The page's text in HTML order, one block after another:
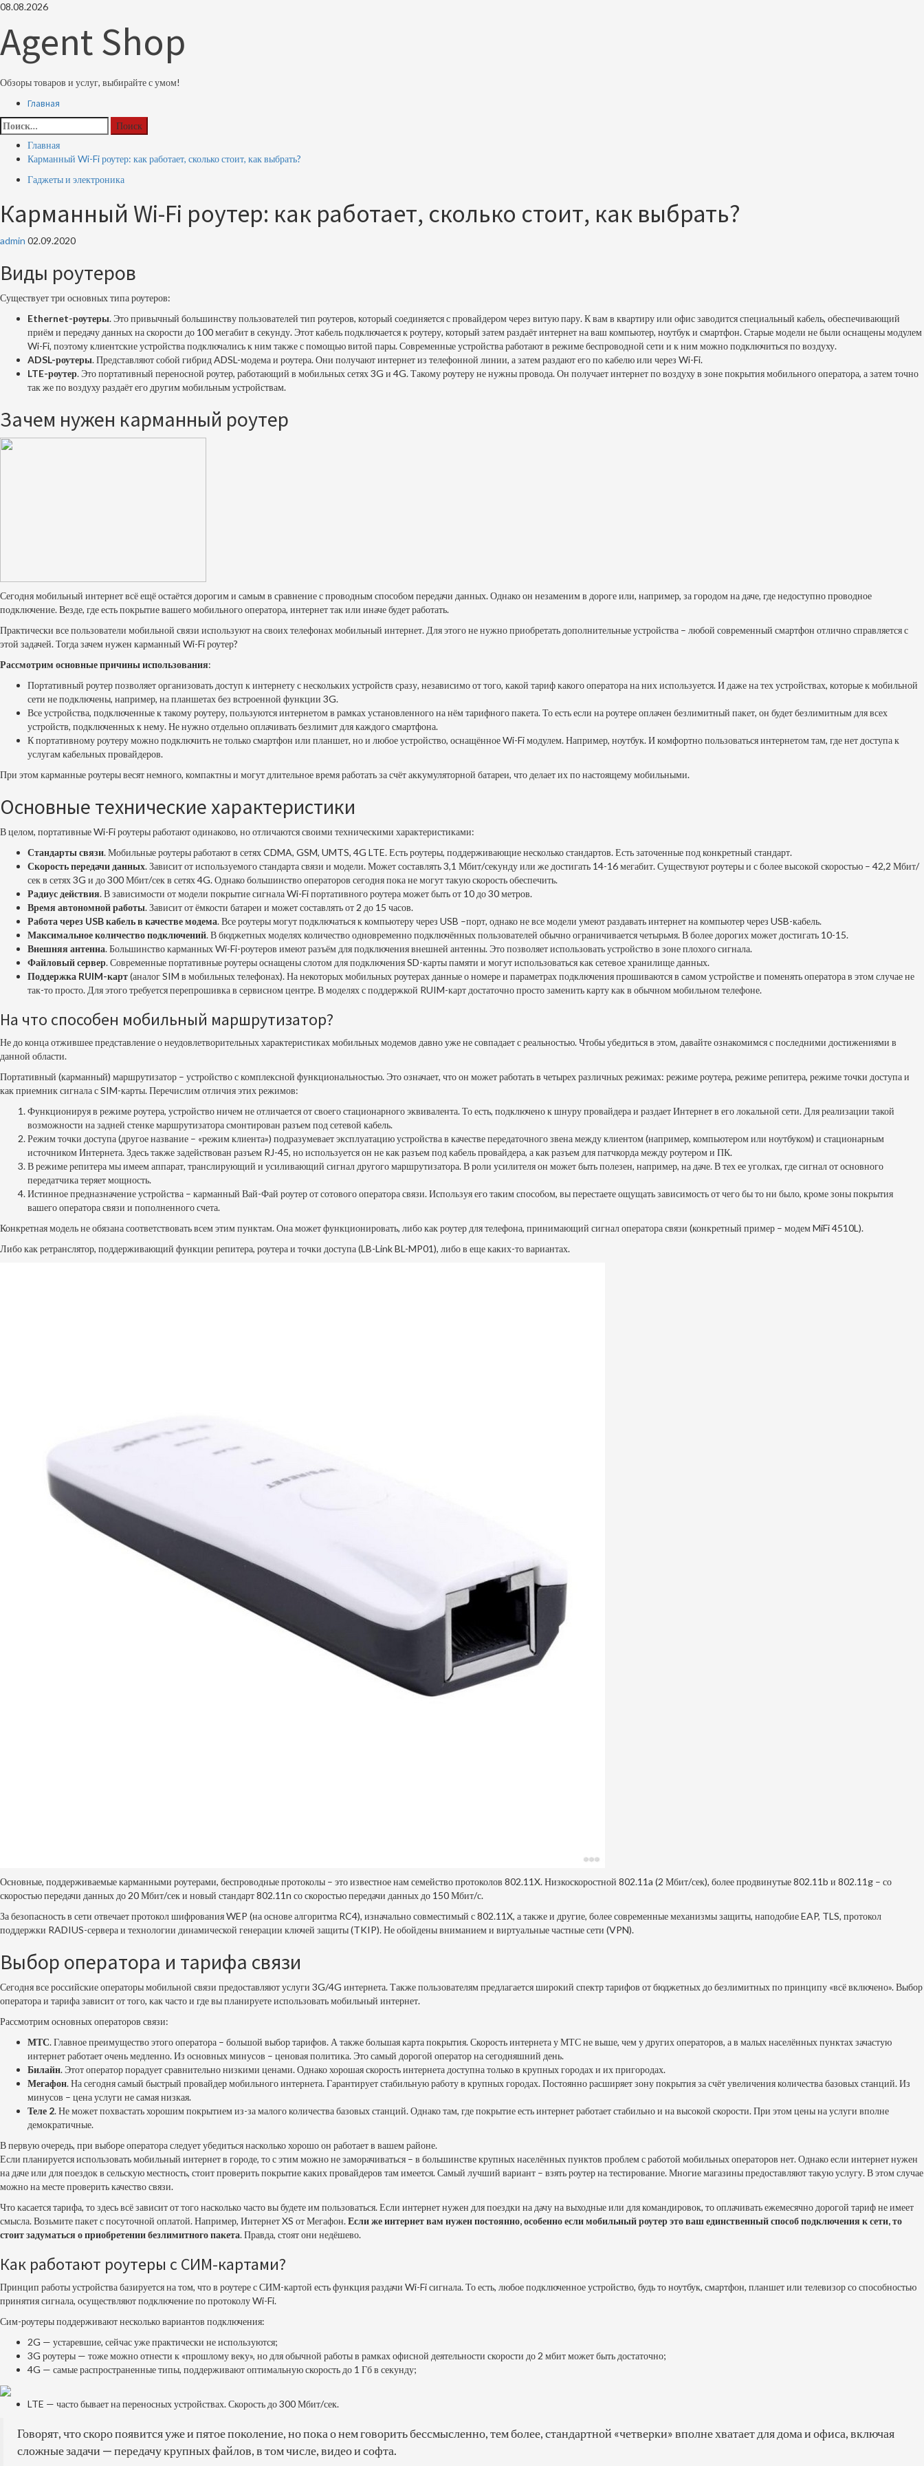
Перейти
содержимому
08.08.2026
Agent Shop
Обзоры товаров и услуг, выбирайте с умом!
Основное
меню
Главная
Найти:
Главная
Карманный Wi-Fi роутер: как работает, сколько стоит, как выбрать?
Гаджеты и электроника
Карманный Wi-Fi роутер: как работает, сколько стоит, как выбрать?
admin 02.09.2020
Виды роутеров
Существует три основных типа роутеров:
Ethernet-роутеры. Это привычный большинству пользователей тип роутеров, который соединяется с провайдером через витую пару. К вам в квартиру или офис заводится специальный кабель, обеспечивающий
приём и передачу данных на скорости до 100 мегабит в секунду. Этот кабель подключается к роутеру, который затем раздаёт интернет на ваш компьютер, ноутбук и смартфон. Старые модели не были оснащены модулем
Wi-Fi, поэтому клиентские устройства подключались к ним также с помощью витой пары. Современные устройства работают в режиме беспроводной сети и к ним можно подключиться по воздуху.
ADSL-роутеры. Представляют собой гибрид ADSL-модема и роутера. Они получают интернет из телефонной линии, а затем раздают его по кабелю или через Wi-Fi.
LTE-роутер. Это портативный переносной роутер, работающий в мобильных сетях 3G и 4G. Такому роутеру не нужны провода. Он получает интернет по воздуху в зоне покрытия мобильного оператора, а затем точно
так же по воздуху раздаёт его другим мобильным устройствам.
Зачем нужен карманный роутер
Сегодня мобильный интернет всё ещё остаётся дорогим и самым в сравнение с проводным способом передачи данных. Однако он незаменим в дороге или, например, за городом на даче, где недоступно проводное
подключение. Везде, где есть покрытие вашего мобильного оператора, интернет так или иначе будет работать.
Практически все пользователи мобильной связи используют на своих телефонах мобильный интернет. Для этого не нужно приобретать дополнительные устройства – любой современный смартфон отлично справляется с
этой задачей. Тогда зачем нужен карманный Wi-Fi роутер?
Рассмотрим основные причины использования:
Портативный роутер позволяет организовать доступ к интернету с нескольких устройств сразу, независимо от того, какой тариф какого оператора на них используется. И даже на тех устройствах, которые к мобильной
сети не подключены, например, на планшетах без встроенной функции 3G.
Все устройства, подключенные к такому роутеру, пользуются интернетом в рамках установленного на нём тарифного пакета. То есть если на роутере оплачен безлимитный пакет, он будет безлимитным для всех
устройств, подключенных к нему. Не нужно отдельно оплачивать безлимит для каждого смартфона.
К портативному роутеру можно подключить не только смартфон или планшет, но и любое устройство, оснащённое Wi-Fi модулем. Например, ноутбук. И комфортно пользоваться интернетом там, где нет доступа к
услугам кабельных провайдеров.
При этом карманные роутеры весят немного, компактны и могут длительное время работать за счёт аккумуляторной батареи, что делает их по настоящему мобильными.
Основные технические характеристики
В целом, портативные Wi-Fi роутеры работают одинаково, но отличаются своими техническими характеристиками:
Стандарты связи. Мобильные роутеры работают в сетях CDMA, GSM, UMTS, 4G LTE. Есть роутеры, поддерживающие несколько стандартов. Есть заточенные под конкретный стандарт.
Скорость передачи данных. Зависит от используемого стандарта связи и модели. Может составлять 3,1 Мбит/секунду или же достигать 14-16 мегабит. Существуют роутеры и с более высокой скоростью – 42,2 Мбит/
сек в сетях 3G и до 300 Мбит/сек в сетях 4G. Однако большинство операторов сегодня пока не могут такую скорость обеспечить.
Радиус действия. В зависимости от модели покрытие сигнала Wi-Fi портативного роутера может быть от 10 до 30 метров.
Время автономной работы. Зависит от ёмкости батареи и может составлять от 2 до 15 часов.
Работа через USB кабель в качестве модема. Все роутеры могут подключаться к компьютеру через USB –порт, однако не все модели умеют раздавать интернет на компьютер через USB-кабель.
Максимальное количество подключений. В бюджетных моделях количество одновременно подключённых пользователей обычно ограничивается четырьмя. В более дорогих может достигать 10-15.
Внешняя антенна. Большинство карманных Wi-Fi-роутеров имеют разъём для подключения внешней антенны. Это позволяет использовать устройство в зоне плохого сигнала.
Файловый сервер. Современные портативные роутеры оснащены слотом для подключения SD-карты памяти и могут использоваться как сетевое хранилище данных.
Поддержка RUIM-карт(аналог SIM в мобильных телефонах). На некоторых мобильных роутерах данные о номере и параметрах подключения прошиваются в самом устройстве и поменять оператора в этом случае не
так-то просто. Для этого требуется перепрошивка в сервисном центре. В моделях с поддержкой RUIM-карт достаточно просто заменить карту как в обычном мобильном телефоне.
На что способен мобильный маршрутизатор?
Не до конца отжившее представление о неудовлетворительных характеристиках мобильных модемов давно уже не совпадает с реальностью. Чтобы убедиться в этом, давайте ознакомимся с последними достижениями в
данной области.
Портативный (карманный) маршрутизатор – устройство с комплексной функциональностью. Это означает, что он может работать в четырех различных режимах: режиме роутера, режиме репитера, режиме точки доступа и
как приемник сигнала с SIM-карты. Перечислим отличия этих режимов:
Функционируя в режиме роутера, устройство ничем не отличается от своего стационарного эквивалента. То есть, подключено к шнуру провайдера и раздает Интернет в его локальной сети. Для реализации такой
возможности на задней стенке маршрутизатора смонтирован разъем под сетевой кабель.
Режим точки доступа (другое название – «режим клиента») подразумевает эксплуатацию устройства в качестве передаточного звена между клиентом (например, компьютером или ноутбуком) и стационарным
источником Интернета. Здесь также задействован разъем RJ-45, но используется он не как разъем под кабель провайдера, а как разъем для патчкорда между роутером и ПК.
В режиме репитера мы имеем аппарат, транслирующий и усиливающий сигнал другого маршрутизатора. В роли усилителя он может быть полезен, например, на даче. В тех ее уголках, где сигнал от основного
передатчика теряет мощность.
Истинное предназначение устройства – карманный Вай-Фай роутер от сотового оператора связи. Используя его таким способом, вы перестаете ощущать зависимость от чего бы то ни было, кроме зоны покрытия
вашего оператора связи и пополненного счета.
Конкретная модель не обязана соответствовать всем этим пунктам. Она может функционировать, либо как роутер для телефона, принимающий сигнал оператора связи (конкретный пример – модем MiFi 4510L).
Либо как ретранслятор, поддерживающий функции репитера, роутера и точки доступа (LB-Link BL-MP01), либо в еще каких-то вариантах.
Основные, поддерживаемые карманными роутерами, беспроводные протоколы – это известное нам семейство протоколов 802.11X. Низкоскоростной 802.11a (2 Мбит/сек), более продвинутые 802.11b и 802.11g – со
скоростью передачи данных до 20 Мбит/сек и новый стандарт 802.11n со скоростью передачи данных до 150 Мбит/с.
За безопасность в сети отвечает протокол шифрования WEP (на основе алгоритма RC4), изначально совместимый с 802.11X, а также и другие, более современные механизмы защиты, наподобие EAP, TLS, протокол
поддержки RADIUS-сервера и технологии динамической генерации ключей защиты (TKIP). Не обойдены вниманием и виртуальные частные сети (VPN).
Выбор оператора и тарифа связи
Сегодня все российские операторы мобильной связи предоставляют услуги 3G/4G интернета. Также пользователям предлагается широкий спектр тарифов от бюджетных до безлимитных по принципу «всё включено». Выбор
оператора и тарифа зависит от того, как часто и где вы планируете использовать мобильный интернет.
Рассмотрим основных операторов связи:
МТС. Главное преимущество этого оператора – большой выбор тарифов. А также большая карта покрытия. Скорость интернета у МТС не выше, чем у других операторов, а в малых населённых пунктах зачастую
интернет работает очень медленно. Из основных минусов – ценовая политика. Это самый дорогой оператор на сегодняшний день.
Билайн. Этот оператор порадует сравнительно низкими ценами. Однако хорошая скорость интернета доступна только в крупных городах и их пригородах.
Мегафон. На сегодня самый быстрый провайдер мобильного интернета. Гарантирует стабильную работу в крупных городах. Постоянно расширяет зону покрытия за счёт увеличения количества базовых станций. Из
минусов – цена услуги не самая низкая.
Теле 2. Не может похвастать хорошим покрытием из-за малого количества базовых станций. Однако там, где покрытие есть интернет работает стабильно и на высокой скорости. При этом цены на услуги вполне
демократичные.
В первую очередь, при выборе оператора следует убедиться насколько хорошо он работает в вашем районе.
Если планируется использовать мобильный интернет в городе, то с этим можно не заморачиваться – в большинстве крупных населённых пунктов проблем с работой мобильных операторов нет. Однако если интернет нужен
на даче или для поездок в сельскую местность, стоит проверить покрытие каких провайдеров там имеется. Самый лучший вариант – взять роутер на тестирование. Многие магазины предоставляют такую услугу. В этом случае
можно на месте проверить качество связи.
Что касается тарифа, то здесь всё зависит от того насколько часто вы будете им пользоваться. Если интернет нужен для поездки на дачу на выходные или для командировок, то оплачивать ежемесячно дорогой тариф не имеет
смысла. Возьмите пакет с посуточной оплатой. Например, Интернет XS от Мегафон.Если же интернет вам нужен постоянно, особенно если мобильный роутер это ваш единственный способ подключения к сети, то
стоит задуматься о приобретении безлимитного пакета. Правда, стоят они недёшево.
Как работают роутеры с СИМ-картами?
Принцип работы устройства базируется на том, что в роутере с СИМ-картой есть функция раздачи Wi-Fi сигнала. То есть, любое подключенное устройство, будь то ноутбук, смартфон, планшет или телевизор со способностью
принятия сигнала, осуществляют подключение по протоколу Wi-Fi.
Сим-роутеры поддерживают несколько вариантов подключения:
2G — устаревшие, сейчас уже практически не используются;
3G роутеры — тоже можно отнести к «прошлому веку», но для обычной работы в рамках офисной деятельности скорости до 2 мбит может быть достаточно;
4G — самые распространенные типы, поддерживают оптимальную скорость до 1 Гб в секунду;
LTE — часто бывает на переносных устройствах. Скорость до 300 Мбит/сек.
Говорят, что скоро появится уже и пятое поколение, но пока о нем говорить бессмысленно, тем более, стандартной «четверки» вполне хватает для дома и офиса, включая
сложные задачи — передачу крупных файлов, в том числе, видео и софта.